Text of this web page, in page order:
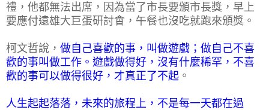
禮，他都無法出席，因為當了市長要頒市長獎，早上
要應付遠雄大巨蛋研討會，午餐也沒吃就跑來頒獎。
柯文哲說， 做自己喜歡的事，叫做遊戲；做自己不喜
歡的事叫做工作。遊戲做得好，沒有什麼稀罕，不喜
歡的事可以做得很好，才真正了不起 。
人生起起落落，未來的旅程上，不是每一天都在過